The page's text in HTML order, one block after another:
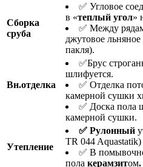
Сборка
сруба
✅ Угловое
в «теплый угол»
✅ Между
джутовое
пакля).
Вн.отделка
✅Брус
шлифуется.
✅ Отделка
камерной сушки
✅ Доска пола
камерной сушки.
Утепление
✅ Рулонный
TR 044 Aquastatik)
✅ В
пола керамзитом.